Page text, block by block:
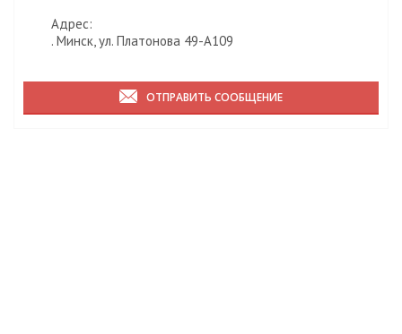
Адрес:
. Минск, ул. Платонова 49-А109
ОТПРАВИТЬ СООБЩЕНИЕ